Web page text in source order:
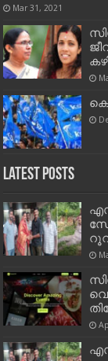
Mar 31, 2021
Latest Posts